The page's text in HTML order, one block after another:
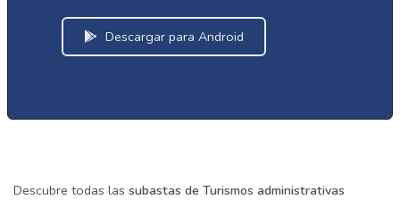
Descargar para Android
Descubre todas las subastas de Turismos administrativas